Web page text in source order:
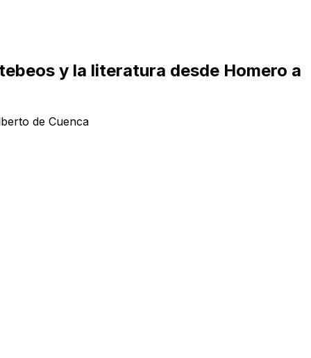
y la literatura desde Homero a
de Cuenca